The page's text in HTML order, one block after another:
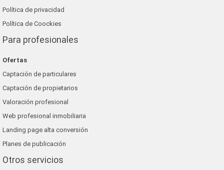
Política de privacidad
Política de Coockies
Para profesionales
Ofertas
Captación de particulares
Captación de propietarios
Valoración profesional
Web profesional inmobiliaria
Landing page alta conversión
Planes de publicación
Otros servicios